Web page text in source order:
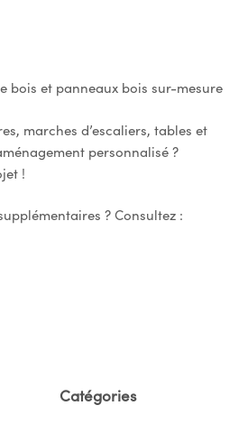
bois et panneaux bois sur-mesure
marches d’escaliers, tables et
personnalisé ?
!
? Consultez :
Catégories